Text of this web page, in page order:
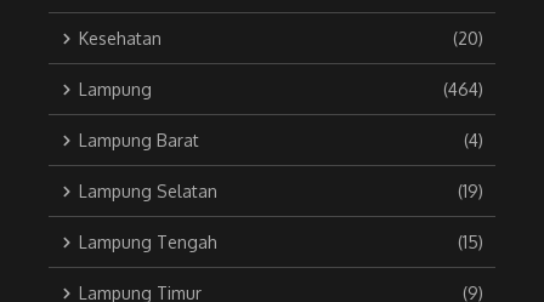
Kesehatan (20)
Lampung (464)
Lampung Barat (4)
Lampung Selatan (19)
Lampung Tengah (15)
Lampung Timur (9)